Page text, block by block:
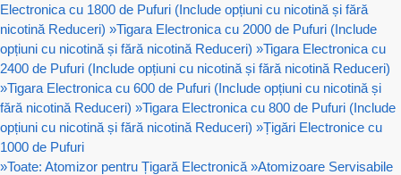
Electronica cu 1800 de Pufuri (Include opțiuni cu nicotină și fără
nicotină Reduceri) »Tigara Electronica cu 2000 de Pufuri (Include
opțiuni cu nicotină și fără nicotină Reduceri) »Tigara Electronica cu
2400 de Pufuri (Include opțiuni cu nicotină și fără nicotină Reduceri)
»Tigara Electronica cu 600 de Pufuri (Include opțiuni cu nicotină și
fără nicotină Reduceri) »Tigara Electronica cu 800 de Pufuri (Include
opțiuni cu nicotină și fără nicotină Reduceri) »Țigări Electronice cu
1000 de Pufuri
»Toate: Atomizor pentru Țigară Electronică »Atomizoare Servisabile